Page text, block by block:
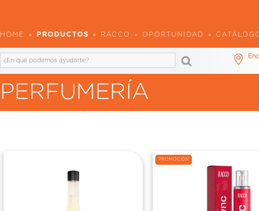
HOME PRODUCTOS RACCO OPORTUNIDAD
PERFUMERÍA
PROMOCIÓN